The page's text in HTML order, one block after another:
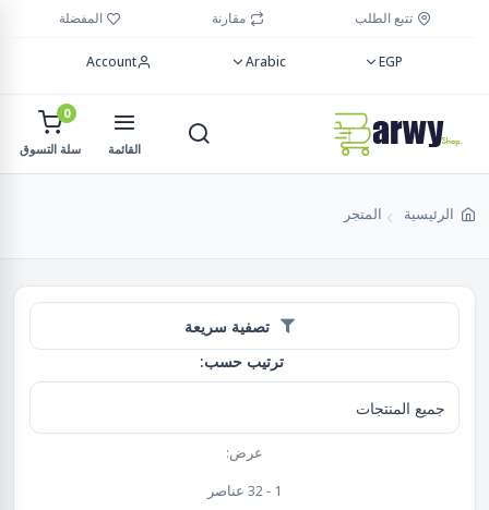
تتبع الطلب مقارنة المفضلة
EGP
Arabic
Account
القائمة
0
سلة التسوق
الرئيسية المتجر
تصفية سريعة
ترتيب حسب:
عرض:
1 - 32 عناصر